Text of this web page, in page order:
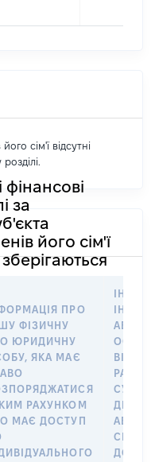
сім'ї відсутні
фінансові
за
його сім'ї
ПРО
ФІЗИЧНУ
ЮРИДИЧНУ
ЯКА МАЄ
РАХУНКОМ
МАЄ ДОСТУП
ІНШУ
АБО
АБО
СІМ’Ї